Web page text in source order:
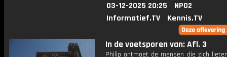
03-12-2025 20:25
NPO2
Informatief.TV
Kennis.TV
In de voetsporen van: Afl. 3
Philip ontmoet de mensen die zich